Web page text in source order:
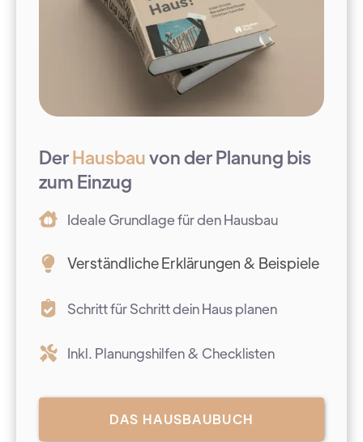
DerHausbauvon der Planung bis
zum Einzug
Ideale Grundlage für den Hausbau
Verständliche Erklärungen & Beispiele
Schritt für Schritt dein Haus planen
Inkl. Planungshilfen & Checklisten
DAS HAUSBAUBUCH